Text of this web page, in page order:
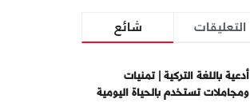
شائع التعليقات
أدعية باللغة التركية | تمنيات
ومجاملات تستخدم بالحياة اليومية